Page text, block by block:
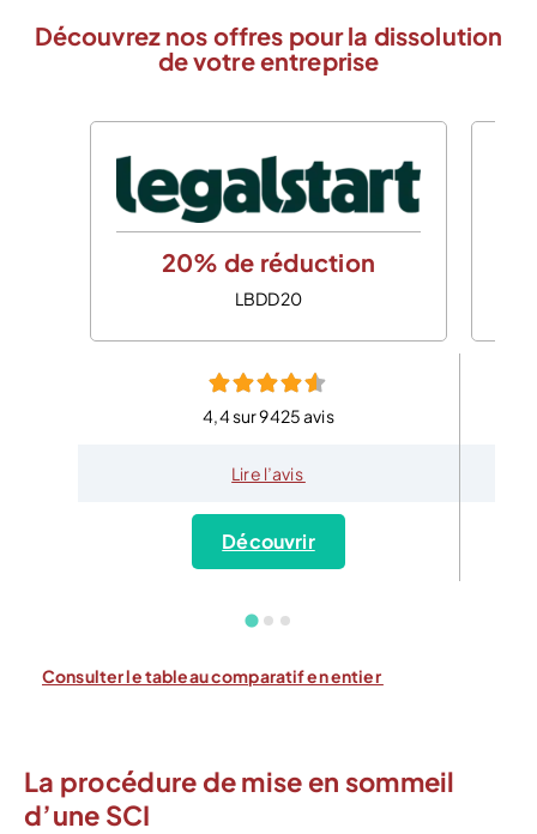
Découvrez nos offres pour la dissolution
de votre entreprise
20% de réduction
LBDD20
4,4 sur 9425 avis
Lire l’avis
Découvrir
Consulter le tableau comparatif en entier
La procédure de mise en sommeil
d’une SCI